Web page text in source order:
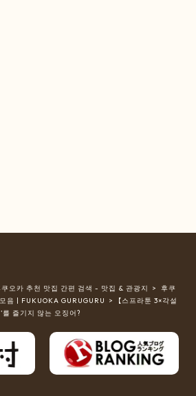
오카 추천 맛집 간편 검색 - 맛집 & 관광지
후쿠
음 | FUKUOKA GURUGURU
【스프라툰 3×각설
를 즐기지 않는 오징어?